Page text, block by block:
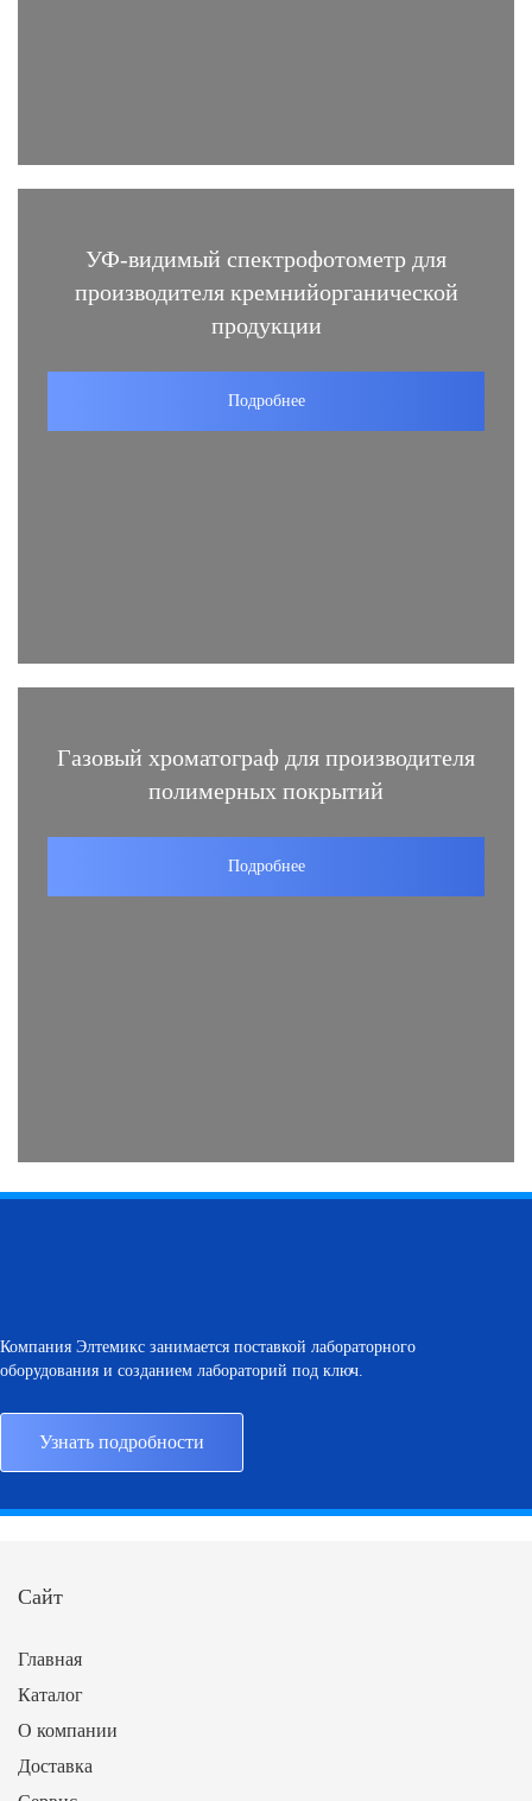
УФ-видимый спектрофотометр для
производителя кремнийорганической
продукции
Подробнее
Газовый хроматограф для производителя
полимерных покрытий
Подробнее
Компания Элтемикс занимается поставкой лабораторного
оборудования и созданием лабораторий под ключ.
Узнать подробности
Сайт
Главная
Каталог
О компании
Доставка